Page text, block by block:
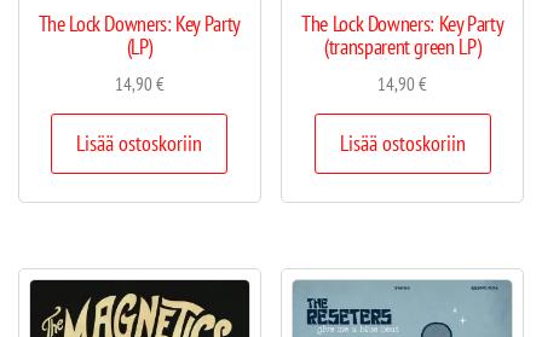
The Lock Downers: Key Party
(LP)
14,90€
Lisää ostoskoriin
The Lock Downers: Key Party
(transparent green LP)
14,90€
Lisää ostoskoriin